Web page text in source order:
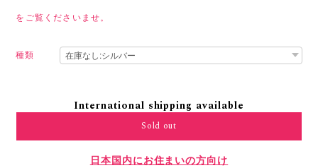
をご覧くださいませ。
種類
International shipping available
Sold out
日本国内にお住まいの方向け